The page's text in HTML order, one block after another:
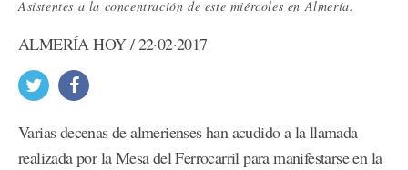
Asistentes a la concentración de este miércoles en Almería.
ALMERÍA HOY / 22·02·2017
Varias decenas de almerienses han acudido a la llamada
realizada por la Mesa del Ferrocarril para manifestarse en la